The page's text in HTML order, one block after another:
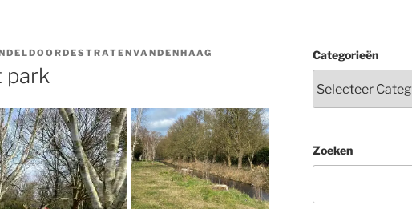
park
Categorieën
Zoeken